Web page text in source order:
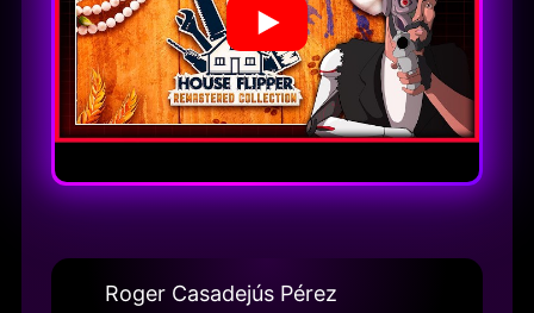
Roger Casadejús Pérez